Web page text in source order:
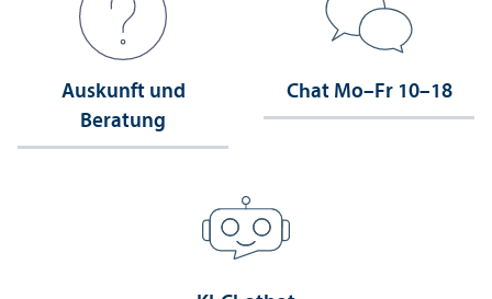
Auskunft und
Beratung
Chat Mo–Fr 10–18